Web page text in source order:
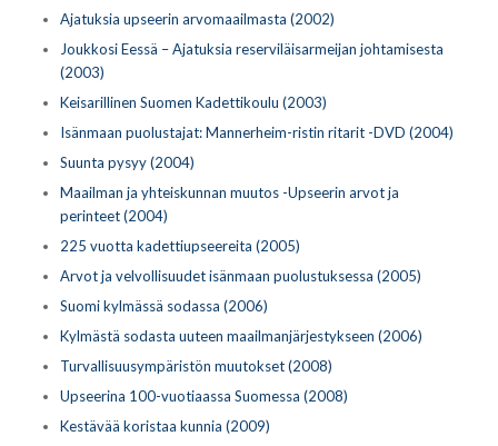
Ajatuksia upseerin arvomaailmasta (2002)
Joukkosi Eessä – Ajatuksia reserviläisarmeijan johtamisesta
(2003)
Keisarillinen Suomen Kadettikoulu (2003)
Isänmaan puolustajat: Mannerheim-ristin ritarit -DVD (2004)
Suunta pysyy (2004)
Maailman ja yhteiskunnan muutos -Upseerin arvot ja
perinteet (2004)
225 vuotta kadettiupseereita (2005)
Arvot ja velvollisuudet isänmaan puolustuksessa (2005)
Suomi kylmässä sodassa (2006)
Kylmästä sodasta uuteen maailmanjärjestykseen (2006)
Turvallisuusympäristön muutokset (2008)
Upseerina 100-vuotiaassa Suomessa (2008)
Kestävää koristaa kunnia (2009)